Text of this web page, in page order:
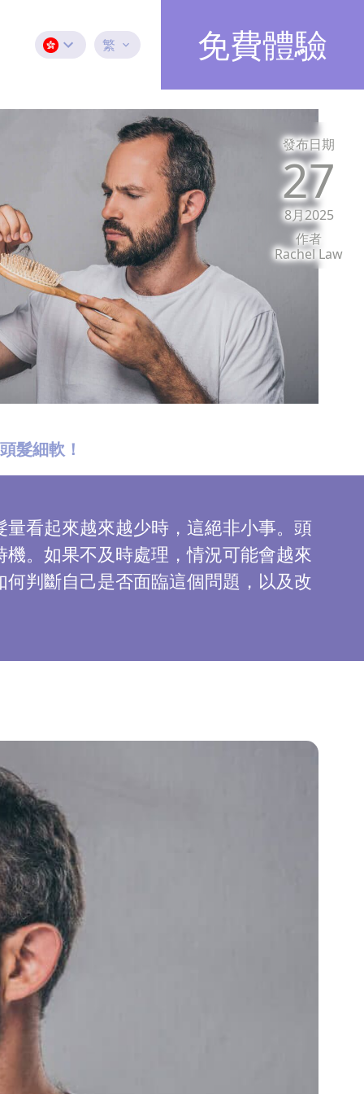
繁 免費體驗
髮細軟！
發布日期
27
8月2025
作者
Rachel Law
看起來越來越少時，這絕非小事。頭
。如果不及時處理，情況可能會越來
判斷自己是否面臨這個問題，以及改